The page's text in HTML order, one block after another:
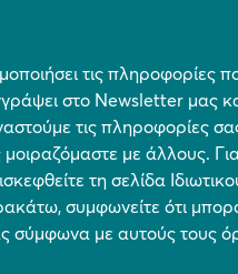
τις πληροφορίες
στο Newsletter μας
τις πληροφορίες
μοιραζόμαστε με άλλους. Για
τη σελίδα
συμφωνείτε ότι
σύμφωνα με αυτούς τους